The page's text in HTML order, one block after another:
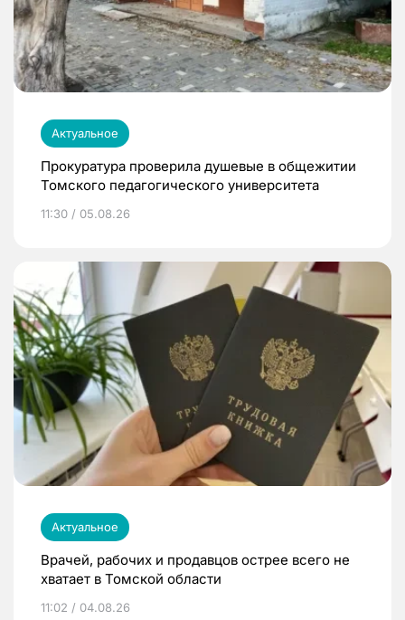
Актуальное
Прокуратура проверила душевые в общежитии
Томского педагогического университета
11:30 / 05.08.26
Актуальное
Врачей, рабочих и продавцов острее всего не
хватает в Томской области
11:02 / 04.08.26